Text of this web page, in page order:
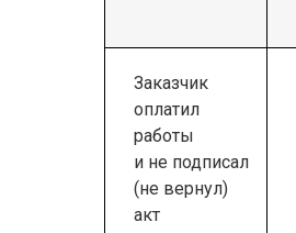
Заказчик
оплатил
работы
и не подписал
(не вернул)
акт